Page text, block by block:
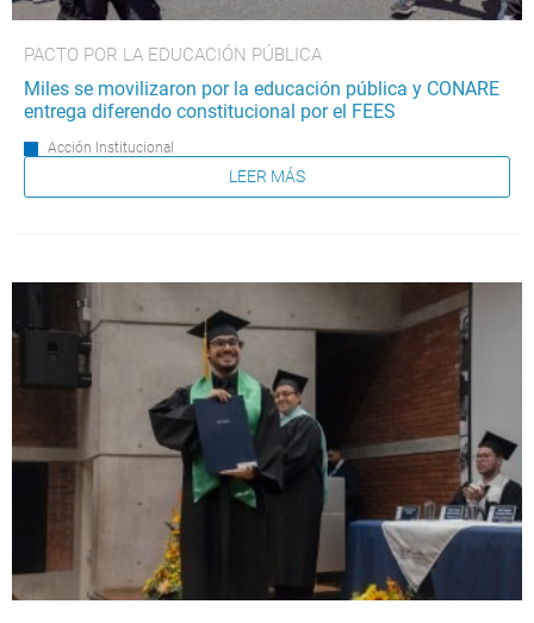
PACTO POR LA EDUCACIÓN PÚBLICA
Miles se movilizaron por la educación pública y CONARE
entrega diferendo constitucional por el FEES
Acción Institucional
LEER MÁS